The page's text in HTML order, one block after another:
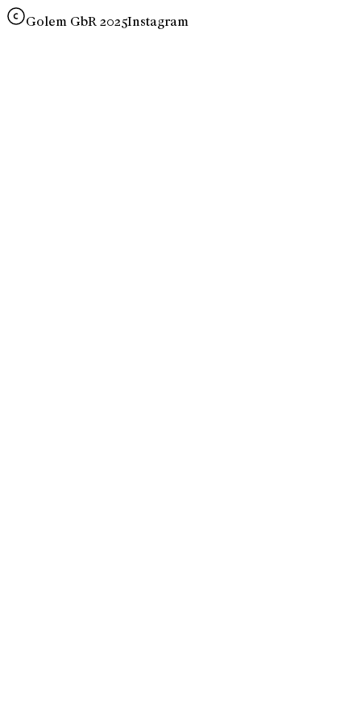
Golem GbR 2025Instagram